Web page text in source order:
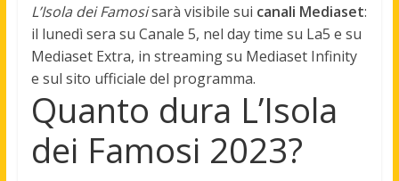
L’Isola dei Famosisarà visibile sui canali Mediaset:
il lunedì sera su Canale 5, nel day time su La5 e su
Mediaset Extra, in streaming su Mediaset Infinity
e sul sito ufficiale del programma.
Quanto dura L’Isola
dei Famosi 2023?